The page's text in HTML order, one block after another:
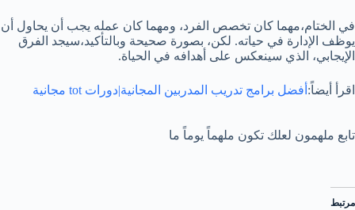
في الختام،مهما كان تخصص الفرد، ومهما كان عمله يجب أن يحاول أن
يوظف الإدارة في حياته. لكن، بصورة صحيحة وبالتأكيد،سيجد الفرق
الإيجابي، الذي سينعكس على أهدافه في الحياة.
اقرأ أيضاً: أفضل برامج تدريب المدربين المجانية|دورات tot مجانية
تابع ملهمون لعلك تكون ملهماً يوماً ما
مرتبط